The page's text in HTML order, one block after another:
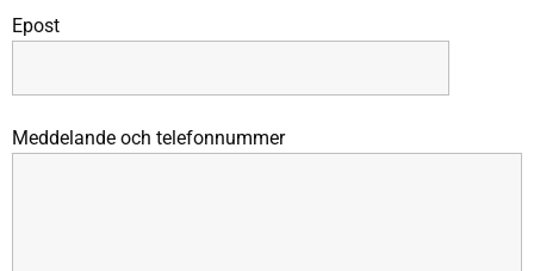
Epost
Meddelande och telefonnummer